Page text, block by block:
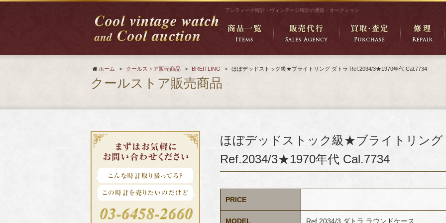
アンティーク時計・ヴィンテージ時計の通販・オークション
ホーム > クールストア販売商品 > BREITLING > ほぼデッドストック級★ブライトリング ダトラ Ref.2034/3★1970年代 Cal.7734
クールストア販売商品
ほぼデッドストック級★ブライトリング
Ref.2034/3★1970年代 Cal.7734
PRICE
MODEL Ref.2034/3 ダトラ ラウンドケース